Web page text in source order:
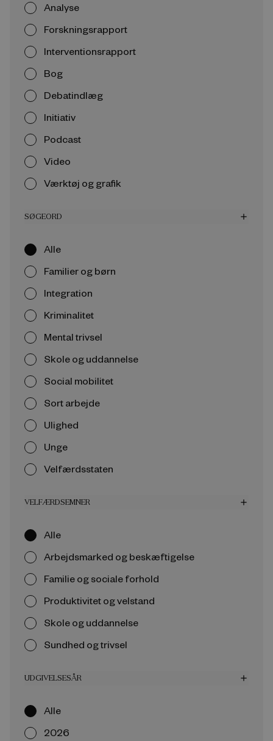
Analyse
Forskningsrapport
Interventionsrapport
Bog
Debatindlæg
Initiativ
Podcast
Video
Værktøj og grafik
SØGEORD add
Alle
Familier og børn
Integration
Kriminalitet
Mental trivsel
Skole og uddannelse
Social mobilitet
Sort arbejde
Ulighed
Unge
Velfærdsstaten
VELFÆRDSEMNER add
Alle
Arbejdsmarked og beskæftigelse
Familie og sociale forhold
Produktivitet og velstand
Skole og uddannelse
Sundhed og trivsel
UDGIVELSESÅR add
Alle
2026